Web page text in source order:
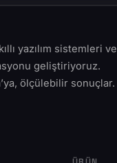
yazılım sistemleri ve
geliştiriyoruz.
ölçülebilir sonuçlar.